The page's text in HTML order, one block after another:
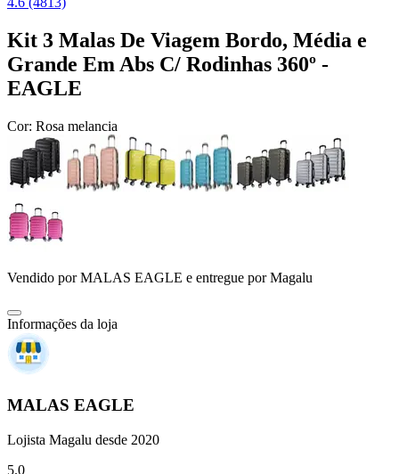
Kit 3 Malas De Viagem Bordo, Média e
Grande Em Abs C/ Rodinhas 360º -
EAGLE
Cor: Rosa melancia
Vendido porMALAS EAGLE e entregue por Magalu
Informações da loja
MALAS EAGLE
Lojista Magalu desde 2020
5.0